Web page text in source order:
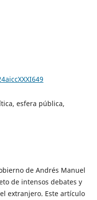
esfera pública,
de Andrés Manuel
de intensos debates y
extranjero. Este artículo